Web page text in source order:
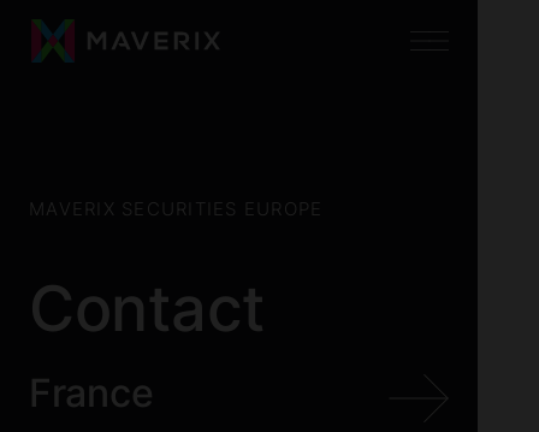
MAVERIX SECURITIES EUROPE
Contact
France